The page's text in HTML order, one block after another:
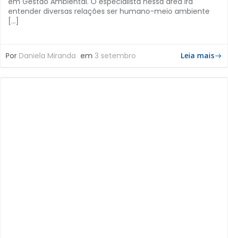
entender diversas relações ser humano-meio ambiente
[…]
Por Daniela Miranda em 3 setembro Leia mais